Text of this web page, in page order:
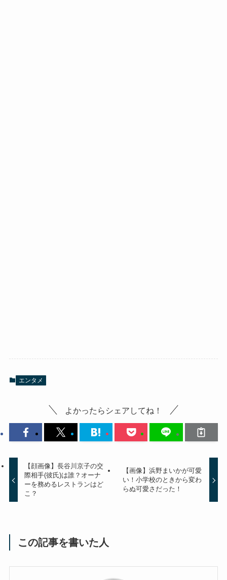
エンタメ
よかったらシェアしてね！
【顔画像】長谷川京子の交
際相手(彼氏)は誰？オーナ
ーを務めるレストランはど
こ？
【画像】浜野まいかが可愛
い！小学校のときから変わ
らぬ可愛さだった！
この記事を書いた人